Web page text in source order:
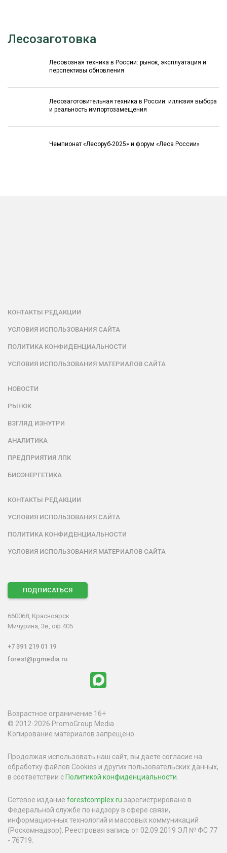
Лесозаготовка
Лесовозная техника в России: рынок, эксплуатация и
перспективы обновления
Лесозаготовительная техника в России: иллюзия выбора
и реальность импортозамещения
Чемпионат «Лесоруб-2025» и форум «Леса России»
КОНТАКТЫ РЕДАКЦИИ
УСЛОВИЯ ИСПОЛЬЗОВАНИЯ САЙТА
ПОЛИТИКА КОНФИДЕНЦИАЛЬНОСТИ
УСЛОВИЯ ИСПОЛЬЗОВАНИЯ МАТЕРИАЛОВ САЙТА
НОВОСТИ
РЫНОК
ВЗГЛЯД ИЗНУТРИ
АНАЛИТИКА
ПРЕДПРИЯТИЯ ЛПК
БИОЭНЕРГЕТИКА
КОНТАКТЫ РЕДАКЦИИ
УСЛОВИЯ ИСПОЛЬЗОВАНИЯ САЙТА
ПОЛИТИКА КОНФИДЕНЦИАЛЬНОСТИ
УСЛОВИЯ ИСПОЛЬЗОВАНИЯ МАТЕРИАЛОВ САЙТА
ПОДПИСАТЬСЯ
660068, Красноярск
Мичурина, 3в, оф.405
+7 391 219 01 19
forest@pgmedia.ru
Возрастное ограничение 16+
© 2012-2026 PromoGroup Media
Копирование материалов запрещено.
Продолжая использовать наш сайт, вы даете согласие на
обработку файлов Cookies и других пользовательских данных,
в соответствии сПолитикой конфиденциальности
Сетевое издание forestcomplex.ru зарегистрировано в
Федеральной службе по надзору в сфере связи,
информационных технологий и массовых коммуникаций
(Роскомнадзор). Реестровая запись от 02.09.2019 ЭЛ № ФС 77
- 76719.